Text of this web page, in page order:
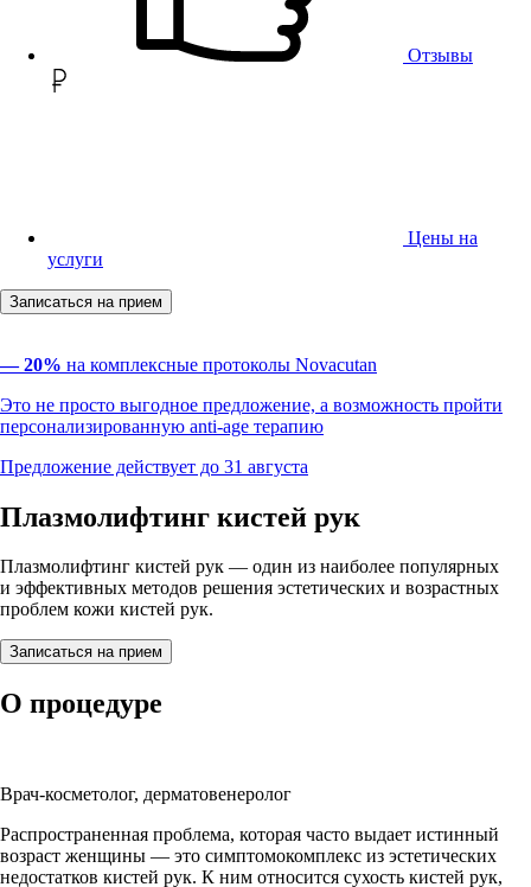
Отзывы
Цены на
услуги
Записаться на прием
— 20% на комплексные протоколы Novacutan
Это не просто выгодное предложение, а возможность пройти
персонализированную anti-age терапию
Предложение действует до 31 августа
Плазмолифтинг кистей рук
Плазмолифтинг кистей рук — один из наиболее популярных
и эффективных методов решения эстетических и возрастных
проблем кожи кистей рук.
Записаться на прием
О процедуре
Врач-косметолог, дерматовенеролог
Распространенная проблема, которая часто выдает истинный
возраст женщины — это симптомокомплекс из эстетических
недостатков кистей рук. К ним относится сухость кистей рук,